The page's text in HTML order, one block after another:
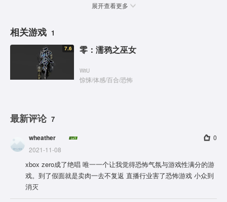
展开查看更多
相关游戏 1
7.6 零：濡鸦之巫女
WiiU
惊悚/体感/百合/恐怖
最新评论 7
wheather
2021-11-08
0
xbox zero成了绝唱 唯一一个让我觉得恐怖气氛与游戏性满分的游
戏。到了假面就是卖肉一去不复返 直播行业害了恐怖游戏 小众到
消灭